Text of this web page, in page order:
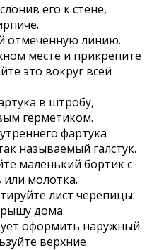
его к стене,
отмеченную линию.
месте и прикрепите
это вокруг всей
в штробу,
герметиком.
фартука
называемый галстук.
маленький бортик с
молотка.
лист черепицы.
дома
оформить наружный
верхние